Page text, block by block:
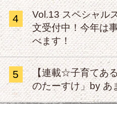
4
Vol.13 スペシャル
文受付中！今年は
べます！
5
【連載☆子育てあ
のたーすけ」by あ